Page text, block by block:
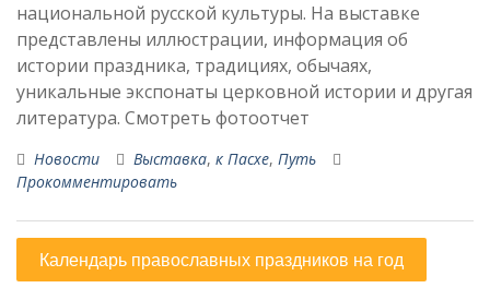
национальной русской культуры. На выставке
представлены иллюстрации, информация об
истории праздника, традициях, обычаях,
уникальные экспонаты церковной истории и другая
литература. Смотреть фотоотчет
Новости Выставка, к Пасхе, Путь
Прокомментировать
Календарь православных праздников на год